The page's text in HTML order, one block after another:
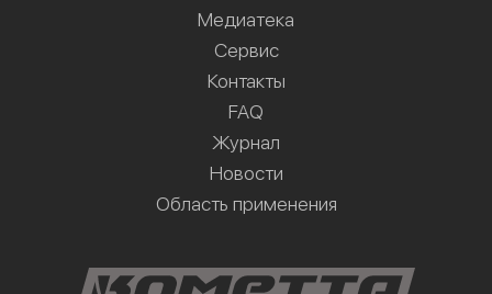
Медиатека
Сервис
Контакты
FAQ
Журнал
Новости
Область применения